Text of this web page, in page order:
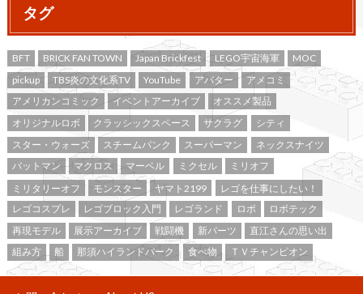
タグ
BFT BRICK FAN TOWN Japan Brickfest LEGO宇宙海軍
MOC
pickup
TBS炎の文化系TV YouTube アバター
アメコミ
アメリカンコミック
イベントアーカイブ
オススメ製品
オリジナルロボ
クラッシックスペース サクラグ
シティ
スター・ウォーズ
スチームパンク スーパーマン
ネックスナイツ
バットマン
マクロス マーベル ミクセル
ミリオフ
ミリタリーオフ
モンスター ヤマト2199
レゴを仕事にしたい！
レゴコスプレ
レゴブロック入門 レゴランド ロボ
ロボテック
再現モデル
展示アーカイブ 戦闘機 新パーツ
直江さんの思い出
組み方
船 那須ハイランドパーク 食べ物 ＴＶチャンピオン